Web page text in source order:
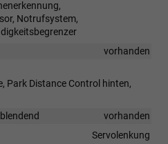
Notrufsystem,
vorhanden
Park Distance Control hinten,
vorhanden
Servolenkung